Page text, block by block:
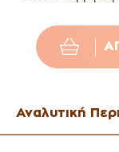
Αναλυτική